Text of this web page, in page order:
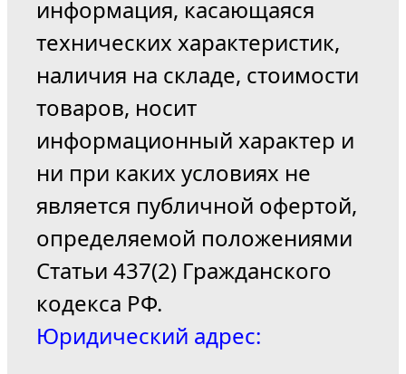
информация, касающаяся
технических характеристик,
наличия на складе, стоимости
товаров, носит
информационный характер и
ни при каких условиях не
является публичной офертой,
определяемой положениями
Статьи 437(2) Гражданского
кодекса РФ.
Юридический адрес: